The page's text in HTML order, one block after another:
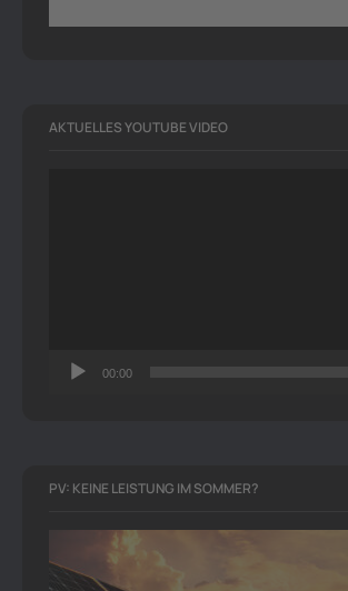
AKTUELLES YOUTUBE VIDEO
00:00
PV: KEINE LEISTUNG IM SOMMER?